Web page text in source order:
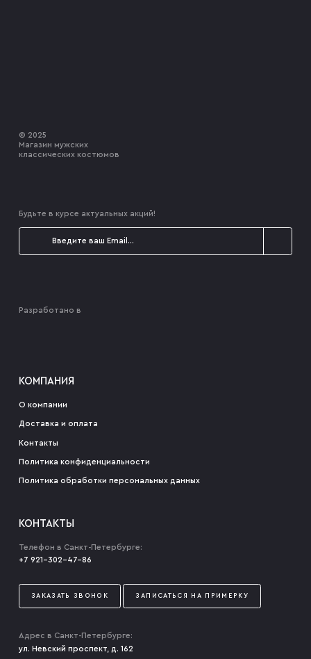
© 2025
Магазин мужских
классических костюмов
Будьте в курсе актуальных акций!
Разработано в
КОМПАНИЯ
О компании
Доставка и оплата
Контакты
Политика конфиденциальности
Политика обработки персональных данных
КОНТАКТЫ
Телефон в Санкт-Петербурге:
+7 921-302-47-86
ЗАКАЗАТЬ ЗВОНОК ЗАПИСАТЬСЯ НА ПРИМЕРКУ
Адрес в Санкт-Петербурге:
ул. Невский проспект, д. 162